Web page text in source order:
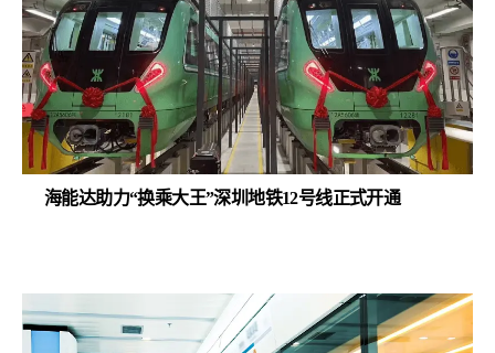
海能达助力“换乘大王”深圳地铁12号线正式开通